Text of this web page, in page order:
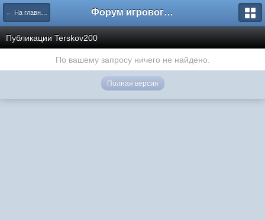
← На главную Форум игрового проекта Riverrise
Публикации Terskov200
По вашему запросу ничего не найдено.
Полная версия